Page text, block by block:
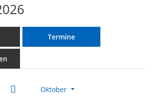
Termine
Oktober